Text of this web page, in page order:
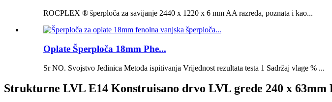
ROCPLEX ® šperploča za savijanje 2440 x 1220 x 6 mm AA razreda, poznata i kao...
Oplate Šperploča 18mm Phe...
Sr NO. Svojstvo Jedinica Metoda ispitivanja Vrijednost rezultata testa 1 Sadržaj vlage % ...
Strukturne LVL E14 Konstruisano drvo LVL grede 240 x